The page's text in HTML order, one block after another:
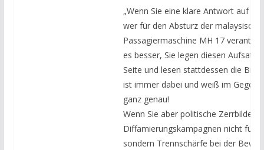
„Wenn Sie eine klare Antwort auf
wer für den Absturz der
Passagiermaschine MH 17
es besser, Sie legen diesen Aufsatz
Seite und lesen stattdessen die
ist immer dabei und weiß im
ganz genau!
Wenn Sie aber politische Zerrbilder
Diffamierungskampagnen nicht für
sondern Trennschärfe bei der